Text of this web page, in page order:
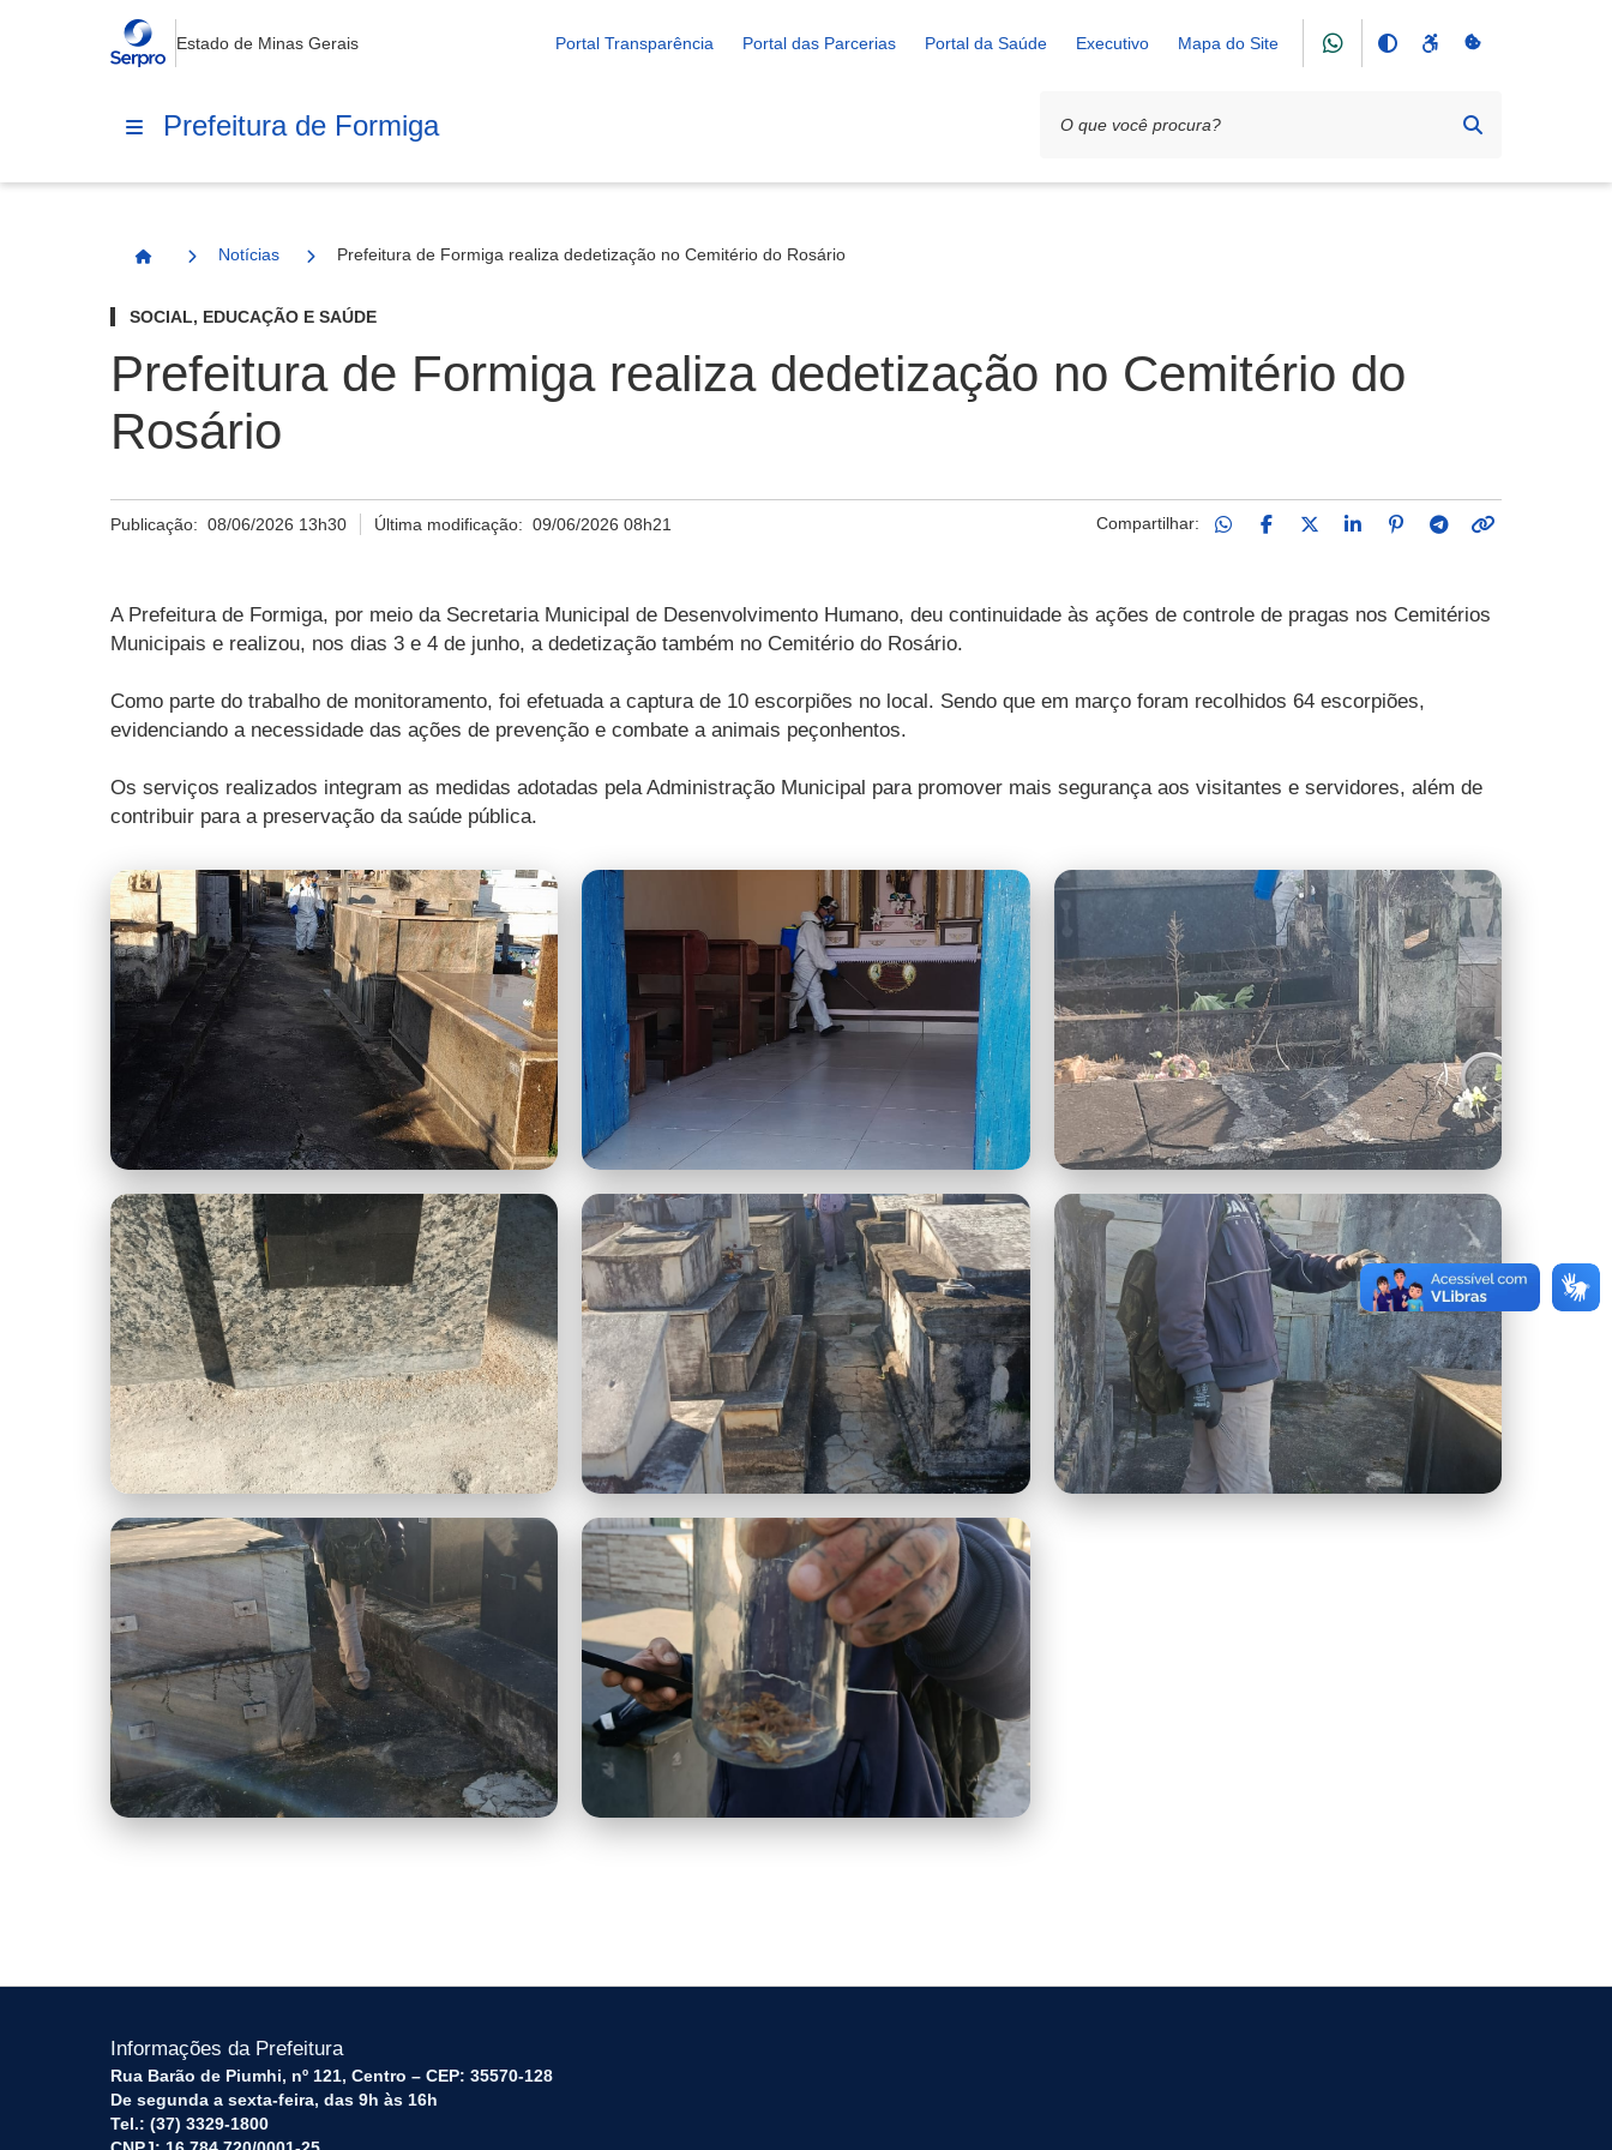
Estado de Minas Gerais Portal Transparência Portal das Parcerias Portal da Saúde Executivo Mapa do Site
Prefeitura de Formiga
Página Inicial
Notícias Prefeitura de Formiga realiza dedetização no Cemitério do Rosário
SOCIAL, EDUCAÇÃO E SAÚDE
Prefeitura de Formiga realiza dedetização no Cemitério do
Rosário
Publicação: 08/06/2026 13h30 Última modificação:09/06/2026 08h21 Compartilhar:
A Prefeitura de Formiga, por meio da Secretaria Municipal de Desenvolvimento Humano, deu continuidade às ações de controle de pragas nos Cemitérios
Municipais e realizou, nos dias 3 e 4 de junho, a dedetização também no Cemitério do Rosário.
Como parte do trabalho de monitoramento, foi efetuada a captura de 10 escorpiões no local. Sendo que em março foram recolhidos 64 escorpiões,
evidenciando a necessidade das ações de prevenção e combate a animais peçonhentos.
Os serviços realizados integram as medidas adotadas pela Administração Municipal para promover mais segurança aos visitantes e servidores, além de
contribuir para a preservação da saúde pública.
Rosário 2.jpeg Rosário 3.jpeg Rosário 5.jpeg
Rosário 6.jpeg Resultado Rosário 1.jpeg
Informações da Prefeitura
Rua Barão de Piumhi, nº 121, Centro – CEP: 35570-128
De segunda a sexta-feira, das 9h às 16h
Tel.: (37) 3329-1800